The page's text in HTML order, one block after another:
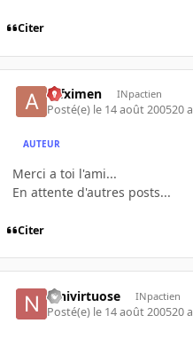
Citer
atfximen INpactien
Posté(e) le 14 août 200520 a
AUTEUR
Merci a toi l'ami...
En attente d'autres posts...
Citer
ninivirtuose INpactien
Posté(e) le 14 août 200520 a